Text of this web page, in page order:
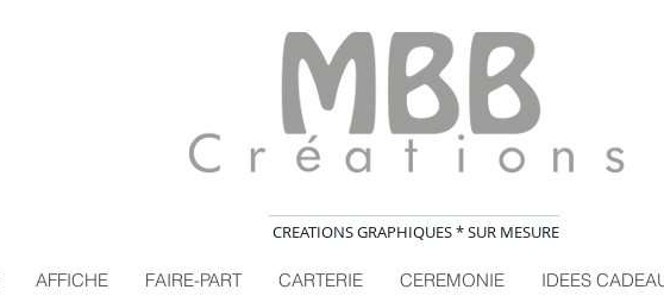
CREATIONS GRAPHIQUES * SUR MESURE
AFFICHE FAIRE-PART CARTERIE CEREMONIE IDEES